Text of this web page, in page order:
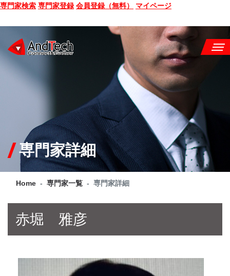
専門家検索 専門家登録 会員登録（無料） マイページ
CONSULTING
SERVICE
COMPANY
Q&A
専門家詳細
Home 専門家一覧 専門家詳細
赤堀 雅彦